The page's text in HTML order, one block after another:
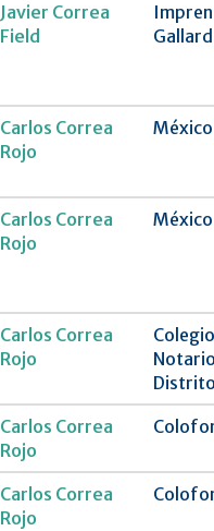
Javier Correa
Field
Carlos Correa
Rojo
México
Carlos Correa
Rojo
México
Carlos Correa
Rojo
Carlos Correa
Rojo
Carlos Correa
Rojo